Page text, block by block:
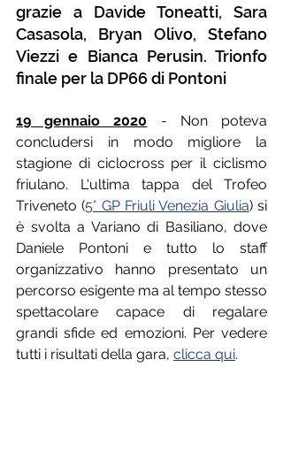
grazie a Davide Toneatti, Sara
Casasola, Bryan Olivo, Stefano
Viezzi e Bianca Perusin. Trionfo
finale per la DP66 di Pontoni
19 gennaio 2020 - Non poteva
concludersi in modo migliore la
stagione di ciclocross per il ciclismo
friulano. L'ultima tappa del Trofeo
Triveneto (5° GP Friuli Venezia Giulia) si
è svolta a Variano di Basiliano, dove
Daniele Pontoni e tutto lo staff
organizzativo hanno presentato un
percorso esigente ma al tempo stesso
spettacolare capace di regalare
grandi sfide ed emozioni. Per vedere
tutti i risultati della gara, clicca qui.